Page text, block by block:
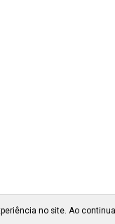
no site. Ao